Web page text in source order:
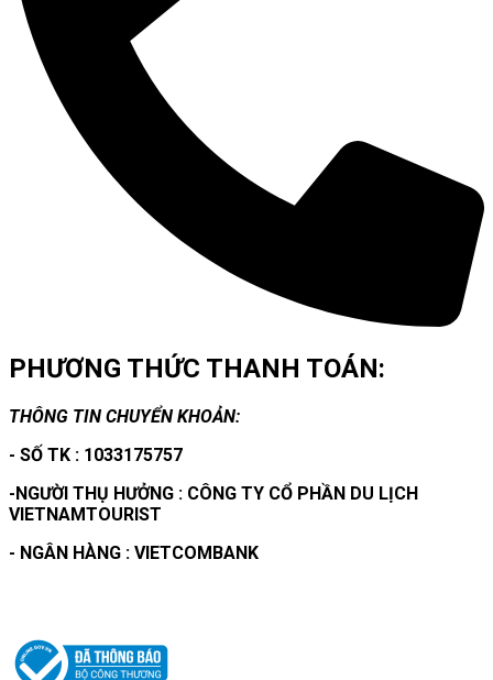
PHƯƠNG THỨC THANH TOÁN:
THÔNG TIN CHUYỂN KHOẢN:
- SỐ TK : 1033175757
-NGƯỜI THỤ HƯỞNG : CÔNG TY CỔ PHẦN DU LỊCH
VIETNAMTOURIST
- NGÂN HÀNG : VIETCOMBANK